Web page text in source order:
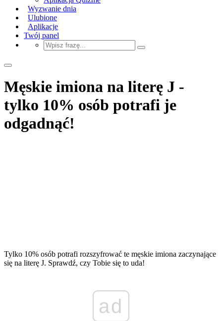
Wyzwanie dnia
Ulubione
Aplikacje
Twój panel
Męskie imiona na literę J -
tylko 10% osób potrafi je
odgadnąć!
Tylko 10% osób potrafi rozszyfrować te męskie imiona zaczynające
się na literę J. Sprawdź, czy Tobie się to uda!
ad